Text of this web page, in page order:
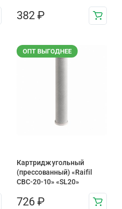
382 ₽
ОПТ ВЫГОДНЕЕ
Картридж угольный
(прессованный) «Raifil
CBC-20-10» «SL20»
726 ₽